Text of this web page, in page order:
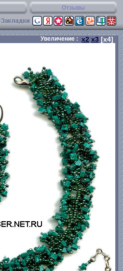
Отзывы
Увеличение : x2 x3 [x4]